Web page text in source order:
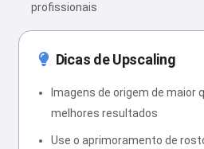
profissionais
Dicas de Upscaling
Imagens de origem de maior
melhores resultados
Use o aprimoramento de